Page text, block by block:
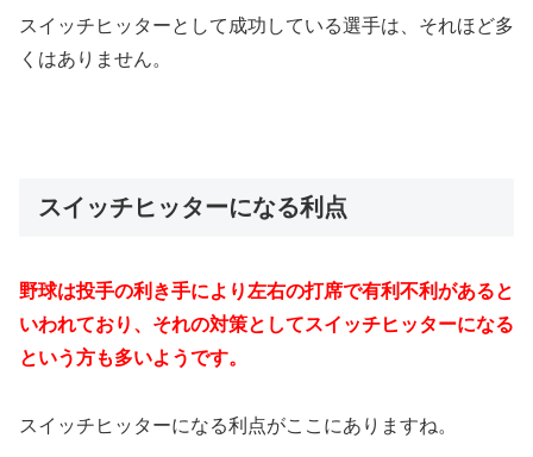
スイッチヒッターとして成功している選手は、それほど多
くはありません。
スイッチヒッターになる利点
野球は投手の利き手により左右の打席で有利不利があると
いわれており、それの対策としてスイッチヒッターになる
という方も多いようです。
スイッチヒッターになる利点がここにありますね。